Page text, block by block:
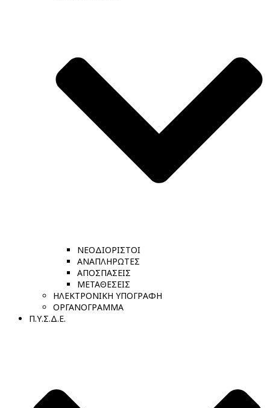
ΝΕΟΔΙΟΡΙΣΤΟΙ
ΑΝΑΠΛΗΡΩΤΕΣ
ΑΠΟΣΠΑΣΕΙΣ
ΜΕΤΑΘΕΣΕΙΣ
ΗΛΕΚΤΡΟΝΙΚΗ ΥΠΟΓΡΑΦΗ
ΟΡΓΑΝΟΓΡΑΜΜΑ
Π.Υ.Σ.Δ.Ε.